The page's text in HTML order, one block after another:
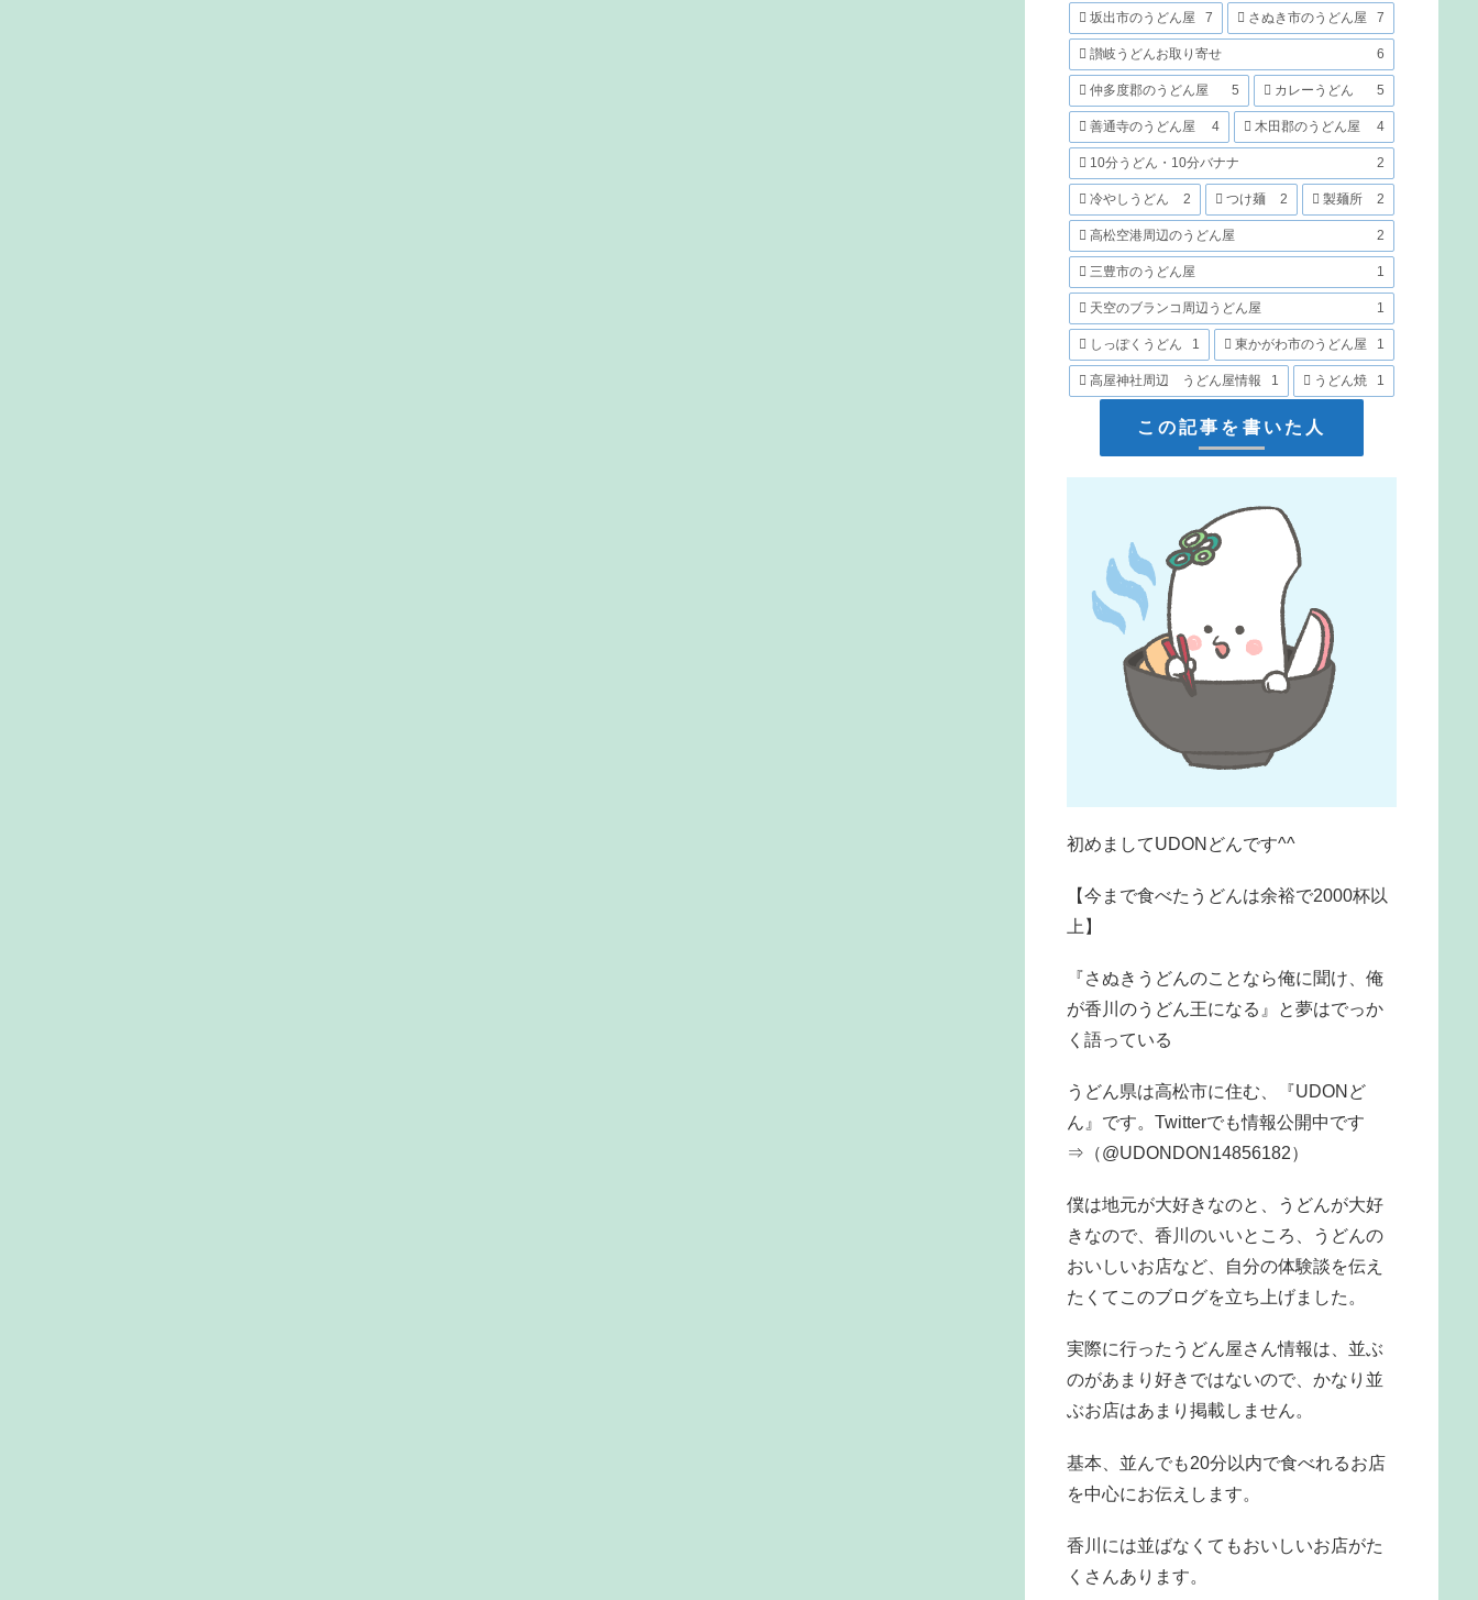
坂出市のうどん屋 7 さぬき市のうどん屋 7
讃岐うどんお取り寄せ 6
仲多度郡のうどん屋 5 カレーうどん 5
善通寺のうどん屋 4 木田郡のうどん屋 4
10分うどん・10分バナナ 2
冷やしうどん 2 つけ麺 2 製麺所 2
高松空港周辺のうどん屋 2
三豊市のうどん屋 1
天空のブランコ周辺うどん屋 1
しっぽくうどん 1 東かがわ市のうどん屋 1
高屋神社周辺 うどん屋情報 1 うどん焼 1
この記事を書いた人
初めましてUDONどんです^^
【今まで食べたうどんは余裕で2000杯以
上】
『さぬきうどんのことなら俺に聞け、俺
が香川のうどん王になる』と夢はでっか
く語っている
うどん県は高松市に住む、『UDONど
ん』です。Twitterでも情報公開中です
⇒（@UDONDON14856182）
僕は地元が大好きなのと、うどんが大好
きなので、香川のいいところ、うどんの
おいしいお店など、自分の体験談を伝え
たくてこのブログを立ち上げました。
実際に行ったうどん屋さん情報は、並ぶ
のがあまり好きではないので、かなり並
ぶお店はあまり掲載しません。
基本、並んでも20分以内で食べれるお店
を中心にお伝えします。
香川には並ばなくてもおいしいお店がた
くさんあります。